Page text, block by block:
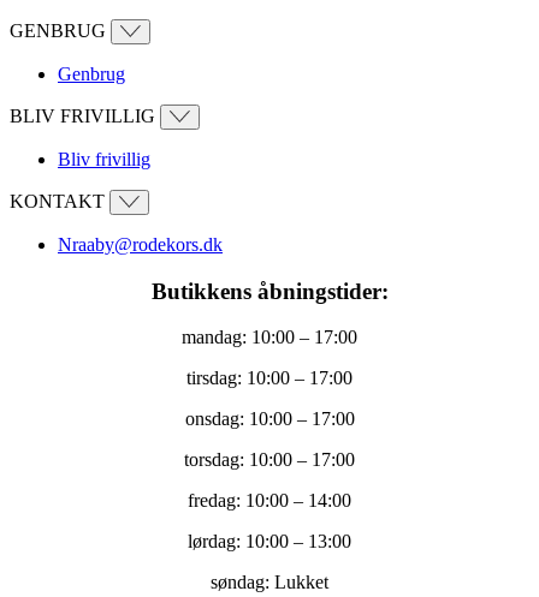
GENBRUG
Genbrug
BLIV FRIVILLIG
Bliv frivillig
KONTAKT
Nraaby@rodekors.dk
Butikkens åbningstider:
mandag: 10:00 – 17:00
tirsdag: 10:00 – 17:00
onsdag: 10:00 – 17:00
torsdag: 10:00 – 17:00
fredag: 10:00 – 14:00
lørdag: 10:00 – 13:00
søndag: Lukket